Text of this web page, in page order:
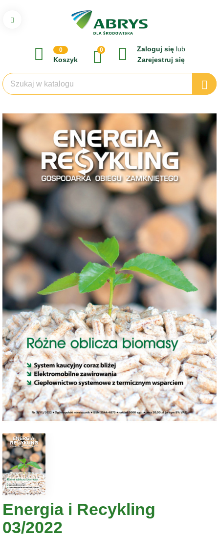
0
Koszyk
0 Zaloguj się lub
Zarejestruj się
Energia i Recykling
03/2022